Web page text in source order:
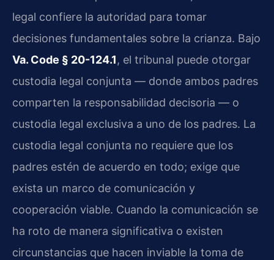
legal confiere la autoridad para tomar
decisiones fundamentales sobre la crianza. Bajo
Va. Code § 20-124.1, el tribunal puede otorgar
custodia legal conjunta — donde ambos padres
comparten la responsabilidad decisoria — o
custodia legal exclusiva a uno de los padres. La
custodia legal conjunta no requiere que los
padres estén de acuerdo en todo; exige que
exista un marco de comunicación y
cooperación viable. Cuando la comunicación se
ha roto de manera significativa o existen
circunstancias que hacen inviable la toma de